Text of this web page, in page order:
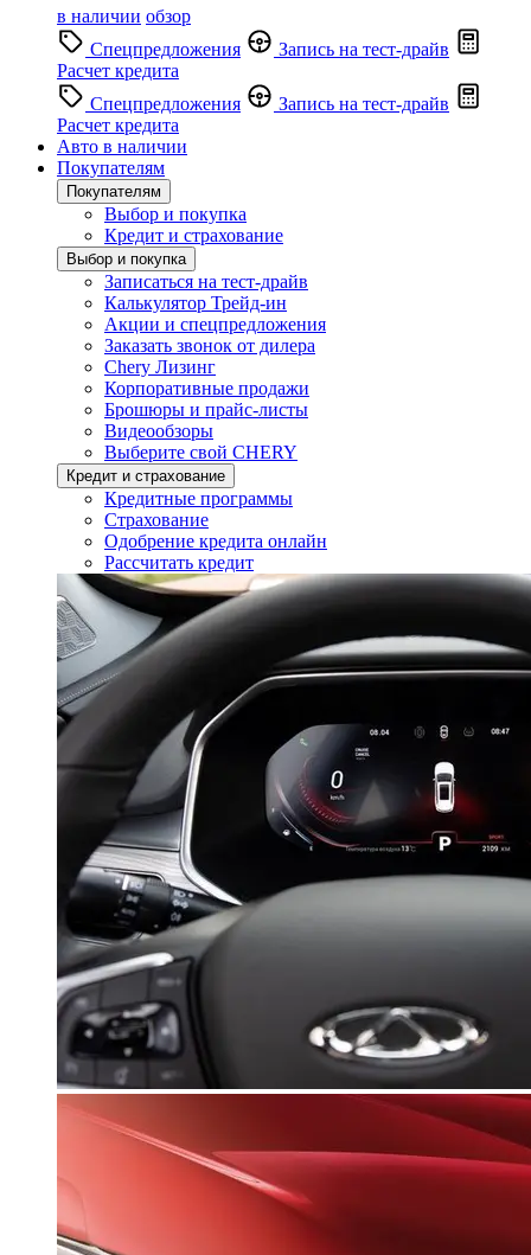
в наличии обзор
Спецпредложения
Запись на тест-драйв
Расчет кредита
Спецпредложения
Запись на тест-драйв
Расчет кредита
Авто в наличии
Покупателям
Покупателям
Выбор и покупка
Кредит и страхование
Выбор и покупка
Записаться на тест-драйв
Калькулятор Трейд-ин
Акции и спецпредложения
Заказать звонок от дилера
Chery Лизинг
Корпоративные продажи
Брошюры и прайс-листы
Видеообзоры
Выберите свой CHERY
Кредит и страхование
Кредитные программы
Страхование
Одобрение кредита онлайн
Рассчитать кредит